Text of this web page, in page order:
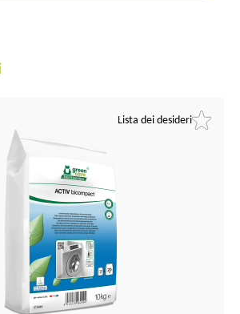
Lista dei desideri